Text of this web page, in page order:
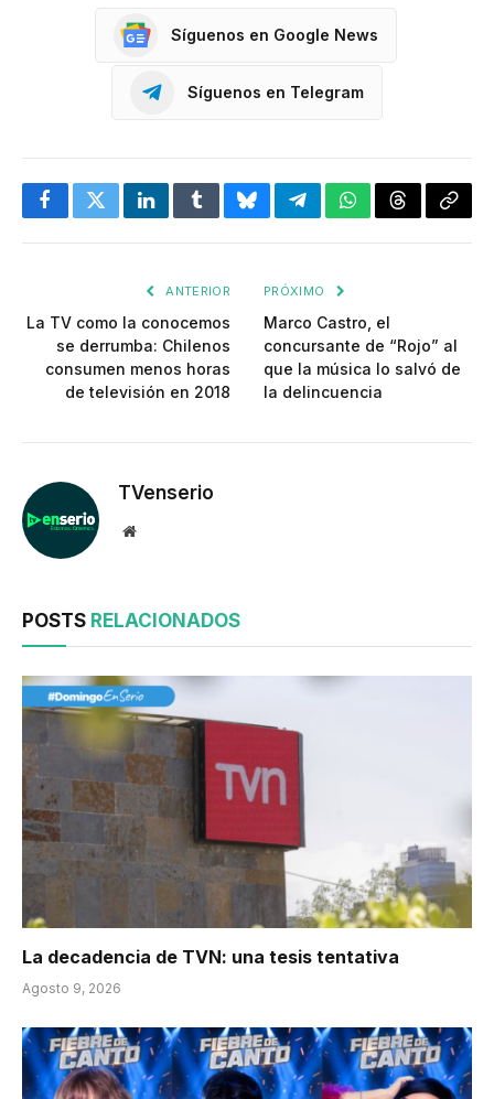
Síguenos en Google News
Síguenos en Telegram
FacebookTwitterLinkedInTumblrBlueskyTelegramWhatsApp
Threads
ANTERIOR
La TV como la conocemos
se derrumba: Chilenos
consumen menos horas
de televisión en 2018
PRÓXIMO
Marco Castro, el
concursante de “Rojo” al
que la música lo salvó de
la delincuencia
TVenserio
Website
POSTS RELACIONADOS
La decadencia de TVN: una tesis tentativa
Agosto 9, 2026